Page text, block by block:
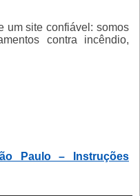
um site confiável: somos
contra incêndio,
Paulo – Instruções